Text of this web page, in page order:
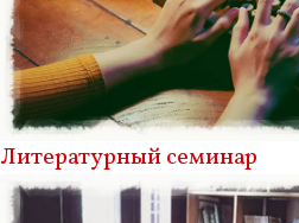
Литературный семинар